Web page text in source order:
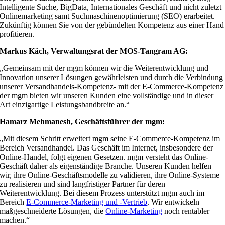
Intelligente Suche, BigData, Internationales Geschäft und nicht zuletzt
Onlinemarketing samt Suchmaschinenoptimierung (SEO) erarbeitet.
Zukünftig können Sie von der gebündelten Kompetenz aus einer Hand
profitieren.
Markus Käch, Verwaltungsrat der MOS-Tangram AG:
„Gemeinsam mit der mgm können wir die Weiterentwicklung und
Innovation unserer Lösungen gewährleisten und durch die Verbindung
unserer Versandhandels-Kompetenz- mit der E-Commerce-Kompetenz
der mgm bieten wir unseren Kunden eine vollständige und in dieser
Art einzigartige Leistungsbandbreite an.“
Hamarz Mehmanesh, Geschäftsführer der mgm:
„Mit diesem Schritt erweitert mgm seine E-Commerce-Kompetenz im
Bereich Versandhandel. Das Geschäft im Internet, insbesondere der
Online-Handel, folgt eigenen Gesetzen. mgm versteht das Online-
Geschäft daher als eigenständige Branche. Unseren Kunden helfen
wir, ihre Online-Geschäftsmodelle zu validieren, ihre Online-Systeme
zu realisieren und sind langfristiger Partner für deren
Weiterentwicklung. Bei diesem Prozess unterstützt mgm auch im
BereichE-Commerce-Marketing und -Vertrieb. Wir entwickeln
maßgeschneiderte Lösungen, dieOnline-Marketing noch rentabler
machen.“